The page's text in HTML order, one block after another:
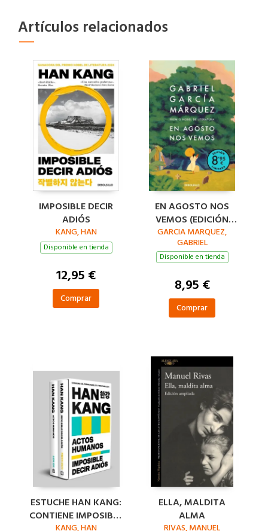
Artículos relacionados
IMPOSIBLE DECIR
ADIÓS
KANG, HAN
Disponible en tienda
12,95 €
Comprar
EN AGOSTO NOS
VEMOS (EDICIÓN
LIMITADA)
GARCIA MARQUEZ,
GABRIEL
Disponible en tienda
8,95 €
Comprar
ESTUCHE HAN KANG:
CONTIENE IMPOSIBLE
KANG, HAN
ELLA, MALDITA
ALMA
RIVAS, MANUEL